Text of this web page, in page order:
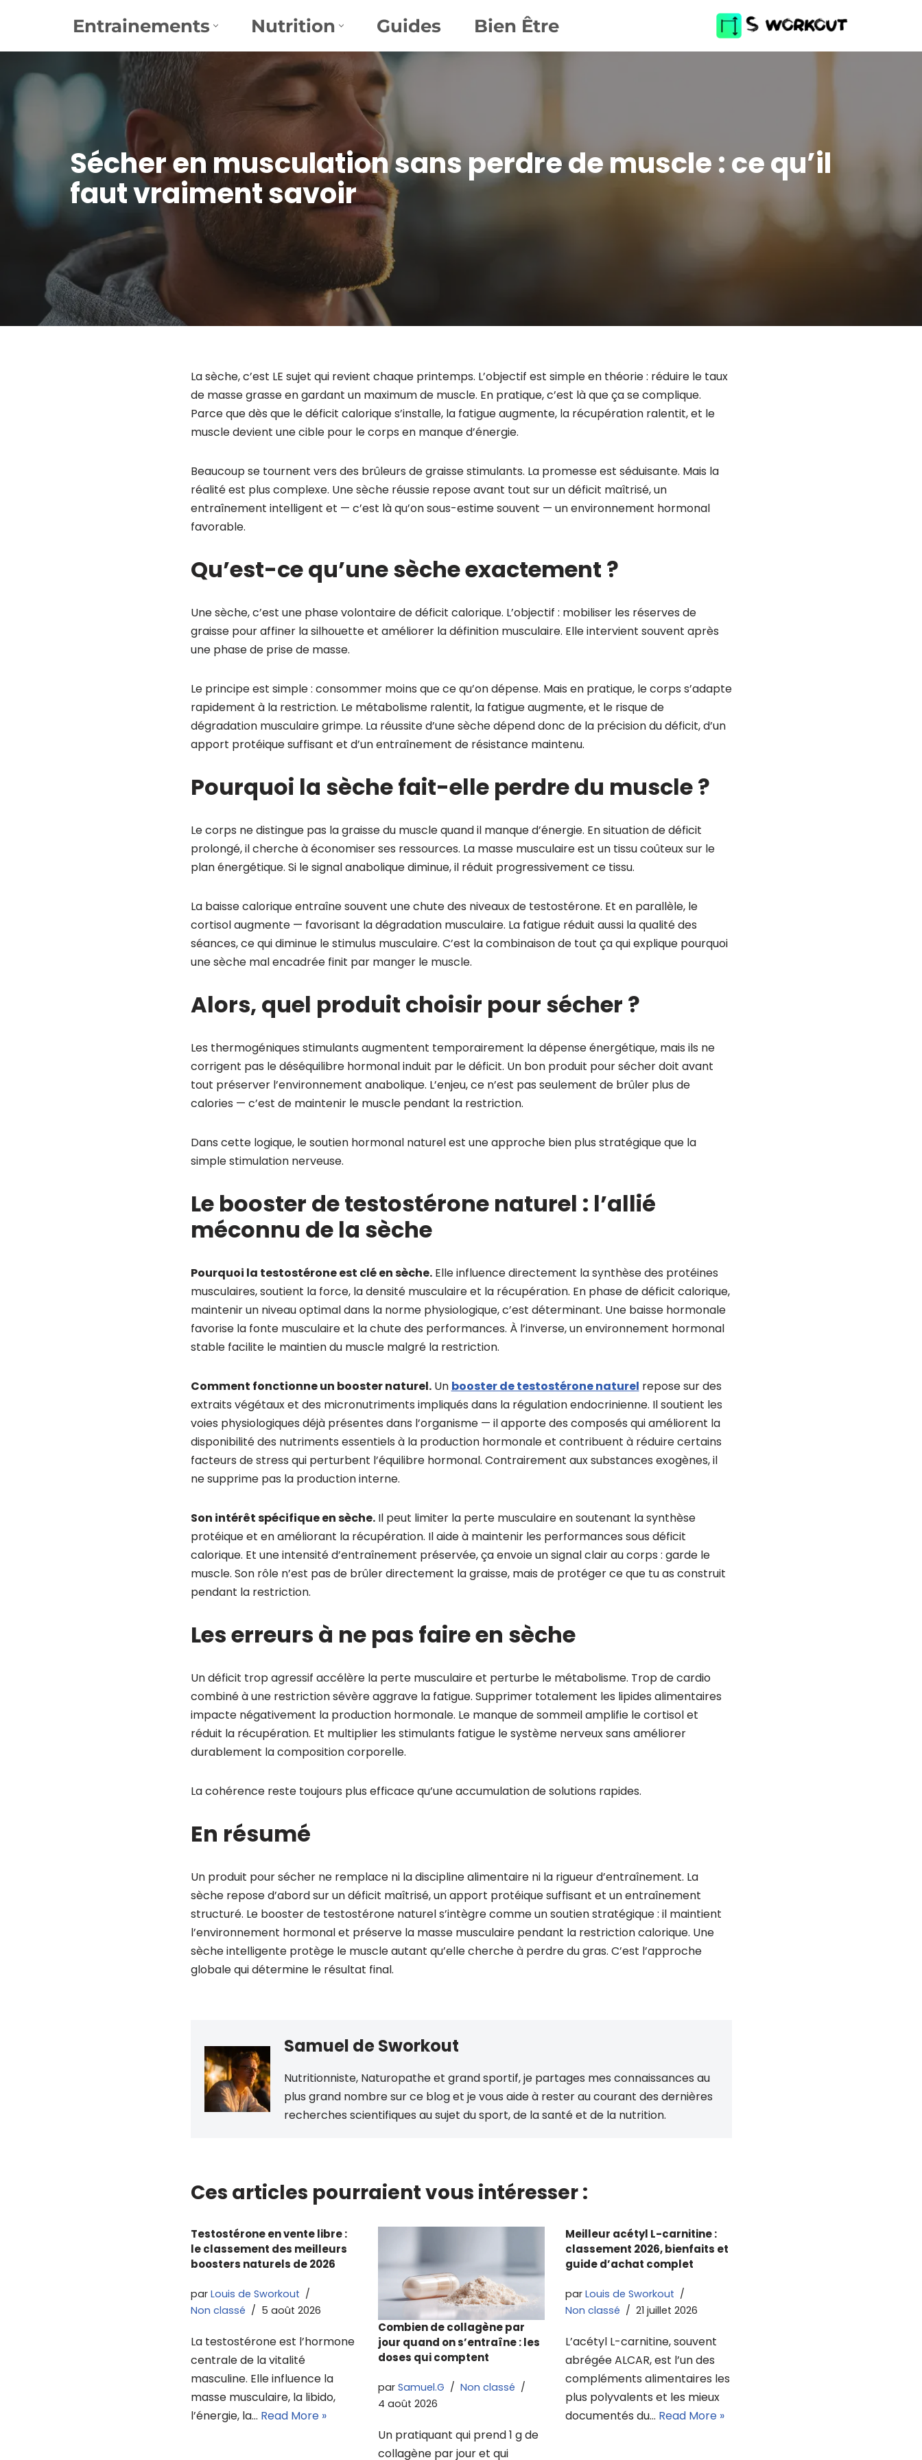
au
contenu
Entrainements Nutrition Guides Bien Être
Sécher en musculation sans perdre de muscle : ce qu’il
faut vraiment savoir
La sèche, c’est LE sujet qui revient chaque printemps. L’objectif est simple en théorie : réduire le taux
de masse grasse en gardant un maximum de muscle. En pratique, c’est là que ça se complique.
Parce que dès que le déficit calorique s’installe, la fatigue augmente, la récupération ralentit, et le
muscle devient une cible pour le corps en manque d’énergie.
Beaucoup se tournent vers des brûleurs de graisse stimulants. La promesse est séduisante. Mais la
réalité est plus complexe. Une sèche réussie repose avant tout sur un déficit maîtrisé, un
entraînement intelligent et — c’est là qu’on sous-estime souvent — un environnement hormonal
favorable.
Qu’est-ce qu’une sèche exactement ?
Une sèche, c’est une phase volontaire de déficit calorique. L’objectif : mobiliser les réserves de
graisse pour affiner la silhouette et améliorer la définition musculaire. Elle intervient souvent après
une phase de prise de masse.
Le principe est simple : consommer moins que ce qu’on dépense. Mais en pratique, le corps s’adapte
rapidement à la restriction. Le métabolisme ralentit, la fatigue augmente, et le risque de
dégradation musculaire grimpe. La réussite d’une sèche dépend donc de la précision du déficit, d’un
apport protéique suffisant et d’un entraînement de résistance maintenu.
Pourquoi la sèche fait-elle perdre du muscle ?
Le corps ne distingue pas la graisse du muscle quand il manque d’énergie. En situation de déficit
prolongé, il cherche à économiser ses ressources. La masse musculaire est un tissu coûteux sur le
plan énergétique. Si le signal anabolique diminue, il réduit progressivement ce tissu.
La baisse calorique entraîne souvent une chute des niveaux de testostérone. Et en parallèle, le
cortisol augmente — favorisant la dégradation musculaire. La fatigue réduit aussi la qualité des
séances, ce qui diminue le stimulus musculaire. C’est la combinaison de tout ça qui explique pourquoi
une sèche mal encadrée finit par manger le muscle.
Alors, quel produit choisir pour sécher ?
Les thermogéniques stimulants augmentent temporairement la dépense énergétique, mais ils ne
corrigent pas le déséquilibre hormonal induit par le déficit. Un bon produit pour sécher doit avant
tout préserver l’environnement anabolique. L’enjeu, ce n’est pas seulement de brûler plus de
calories — c’est de maintenir le muscle pendant la restriction.
Dans cette logique, le soutien hormonal naturel est une approche bien plus stratégique que la
simple stimulation nerveuse.
Le booster de testostérone naturel : l’allié
méconnu de la sèche
Pourquoi la testostérone est clé en sèche.Elle influence directement la synthèse des protéines
musculaires, soutient la force, la densité musculaire et la récupération. En phase de déficit calorique,
maintenir un niveau optimal dans la norme physiologique, c’est déterminant. Une baisse hormonale
favorise la fonte musculaire et la chute des performances. À l’inverse, un environnement hormonal
stable facilite le maintien du muscle malgré la restriction.
Comment fonctionne un booster naturel.Un booster de testostérone naturel repose sur des
extraits végétaux et des micronutriments impliqués dans la régulation endocrinienne. Il soutient les
voies physiologiques déjà présentes dans l’organisme — il apporte des composés qui améliorent la
disponibilité des nutriments essentiels à la production hormonale et contribuent à réduire certains
facteurs de stress qui perturbent l’équilibre hormonal. Contrairement aux substances exogènes, il
ne supprime pas la production interne.
Son intérêt spécifique en sèche.Il peut limiter la perte musculaire en soutenant la synthèse
protéique et en améliorant la récupération. Il aide à maintenir les performances sous déficit
calorique. Et une intensité d’entraînement préservée, ça envoie un signal clair au corps : garde le
muscle. Son rôle n’est pas de brûler directement la graisse, mais de protéger ce que tu as construit
pendant la restriction.
Les erreurs à ne pas faire en sèche
Un déficit trop agressif accélère la perte musculaire et perturbe le métabolisme. Trop de cardio
combiné à une restriction sévère aggrave la fatigue. Supprimer totalement les lipides alimentaires
impacte négativement la production hormonale. Le manque de sommeil amplifie le cortisol et
réduit la récupération. Et multiplier les stimulants fatigue le système nerveux sans améliorer
durablement la composition corporelle.
La cohérence reste toujours plus efficace qu’une accumulation de solutions rapides.
En résumé
Un produit pour sécher ne remplace ni la discipline alimentaire ni la rigueur d’entraînement. La
sèche repose d’abord sur un déficit maîtrisé, un apport protéique suffisant et un entraînement
structuré. Le booster de testostérone naturel s’intègre comme un soutien stratégique : il maintient
l’environnement hormonal et préserve la masse musculaire pendant la restriction calorique. Une
sèche intelligente protège le muscle autant qu’elle cherche à perdre du gras. C’est l’approche
globale qui détermine le résultat final.
Samuel de Sworkout
Nutritionniste, Naturopathe et grand sportif, je partages mes connaissances au
plus grand nombre sur ce blog et je vous aide à rester au courant des dernières
recherches scientifiques au sujet du sport, de la santé et de la nutrition.
Ces articles pourraient vous intéresser :
Testostérone en vente libre :
le classement des meilleurs
boosters naturels de 2026
par Louis de Sworkout
Non classé
5 août 2026
La testostérone est l’hormone
centrale de la vitalité
masculine. Elle influence la
masse musculaire, la libido,
l’énergie, la… Read More »
Combien de collagène par
jour quand on s’entraîne : les
doses qui comptent
par Samuel.G
Non classé
4 août 2026
Un pratiquant qui prend 1 g de
collagène par jour et qui
Meilleur acétyl L-carnitine :
classement 2026, bienfaits et
guide d’achat complet
par Louis de Sworkout
Non classé
21 juillet 2026
L’acétyl L-carnitine, souvent
abrégée ALCAR, est l’un des
compléments alimentaires les
plus polyvalents et les mieux
documentés du… Read More »